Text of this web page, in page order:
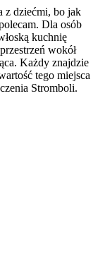
z dziećmi, bo jak
Dla osób
kuchnię
wokół
Każdy znajdzie
tego miejsca
Stromboli.